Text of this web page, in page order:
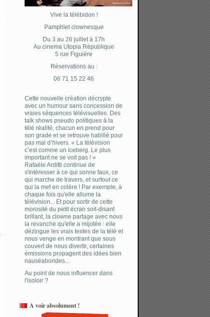
Vive la télébidon !
Pamphlet clownesque
Du 3 au 26 juillet à 17h
Au cinema Utopia République
5 rue Figuière
Réservations au :
06 71 15 22 46
Cette nouvelle création décrypte
avec un humour sans concession de
vraies séquences télévisuelles. Des
talk shows pseudo politiques à la
télé réalité, chacun en prend pour
son grade et se retrouve habillé pour
pas mal d’hivers. « La télévision
c’est comme un iceberg. Le plus
important ne se voit pas ! »
Rafaële Arditti continue de
s'intéresser à ce qui sonne faux, ce
qui marche de travers, et surtout ce
qui la met en colère ! Par exemple, à
chaque fois qu'elle allume la
télévision... Et pour sortir de cette
morosité du petit écran soit-disant
brillant, la clowne partage avec nous
la revanche qu'elle a mijotée : elle
dézingue les vrais textes de la télé et
nous venge en montrant que sous
couvert de nous divertir, certaines
émissions propagent des idées bien
nauséabondes...
Au point de nous influencer dans
l'isoloir ?
A voir absolument !